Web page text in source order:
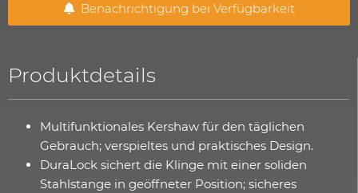
Benachrichtigung bei Verfügbarkeit
Produktdetails
Multifunktionales Kershaw für den täglichen
Gebrauch; verspieltes und praktisches Design.
DuraLock sichert die Klinge mit einer soliden
Stahlstange in geöffneter Position; sicheres